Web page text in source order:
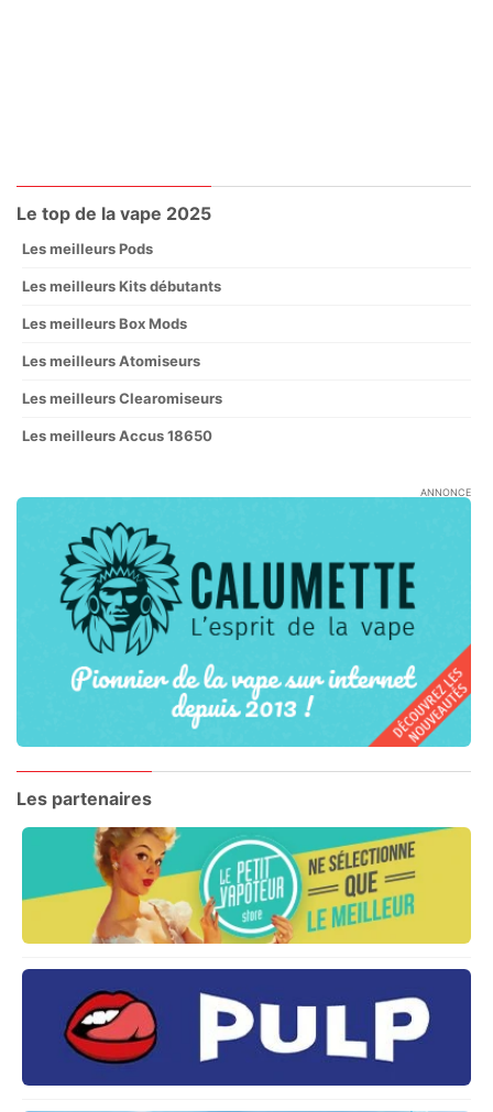
Le top de la vape 2025
Les meilleurs Pods
Les meilleurs Kits débutants
Les meilleurs Box Mods
Les meilleurs Atomiseurs
Les meilleurs Clearomiseurs
Les meilleurs Accus 18650
ANNONCE
Les partenaires